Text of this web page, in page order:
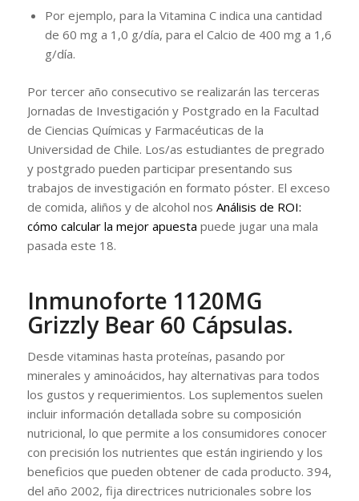
Por ejemplo, para la Vitamina C indica una cantidad
de 60 mg a 1,0 g/día, para el Calcio de 400 mg a 1,6
g/día.
Por tercer año consecutivo se realizarán las terceras
Jornadas de Investigación y Postgrado en la Facultad
de Ciencias Químicas y Farmacéuticas de la
Universidad de Chile. Los/as estudiantes de pregrado
y postgrado pueden participar presentando sus
trabajos de investigación en formato póster. El exceso
de comida, aliños y de alcohol nos Análisis de ROI:
cómo calcular la mejor apuesta puede jugar una mala
pasada este 18.
Inmunoforte 1120MG
Grizzly Bear 60 Cápsulas.
Desde vitaminas hasta proteínas, pasando por
minerales y aminoácidos, hay alternativas para todos
los gustos y requerimientos. Los suplementos suelen
incluir información detallada sobre su composición
nutricional, lo que permite a los consumidores conocer
con precisión los nutrientes que están ingiriendo y los
beneficios que pueden obtener de cada producto. 394,
del año 2002, fija directrices nutricionales sobre los